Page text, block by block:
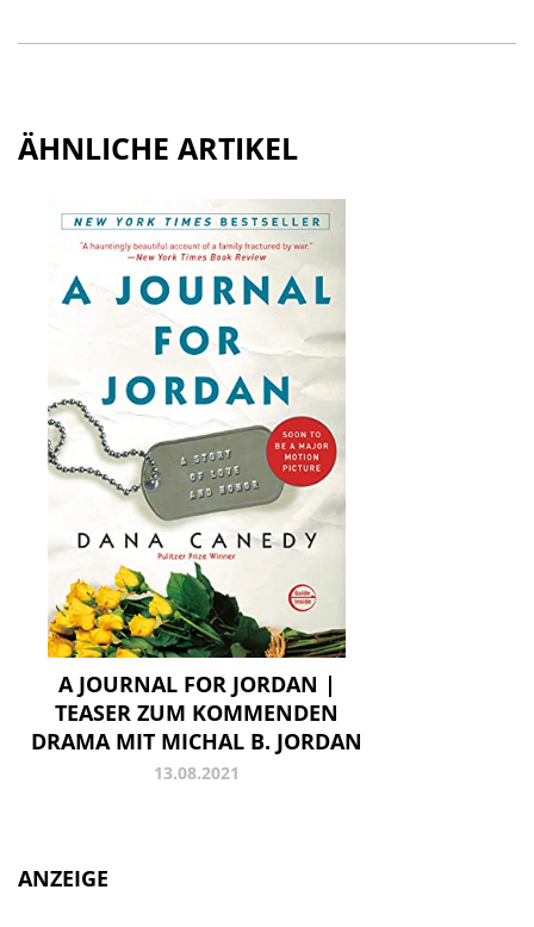
ÄHNLICHE ARTIKEL
A JOURNAL FOR JORDAN |
TEASER ZUM KOMMENDEN
DRAMA MIT MICHAL B. JORDAN
13.08.2021
ANZEIGE